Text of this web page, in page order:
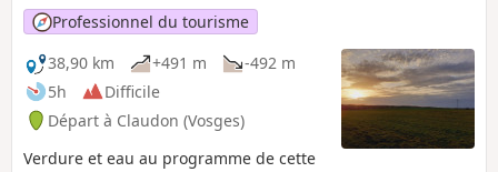
Professionnel du tourisme
38,90 km
+491 m
-492 m
5h
Difficile
Départ à Claudon (Vosges)
Verdure et eau au programme de cette